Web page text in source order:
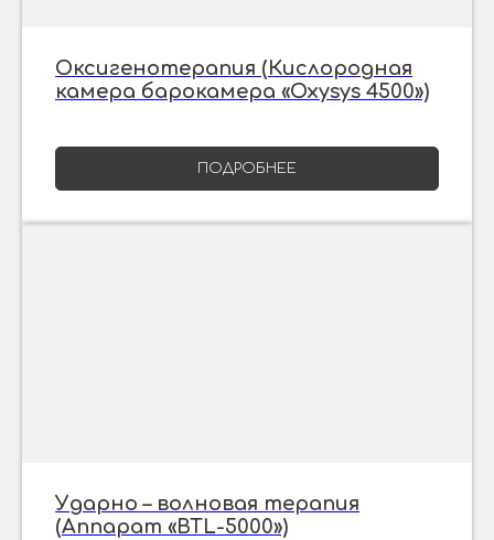
Оксигенотерапия (Кислородная
камера барокамера «Oxysys 4500»)
ПОДРОБНЕЕ
Ударно – волновая терапия
(Аппарат «BTL-5000»)